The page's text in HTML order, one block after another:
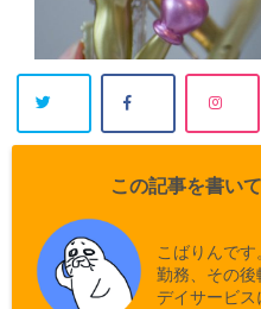
この記事を書い
こばりんで
勤務、その
デイサービ